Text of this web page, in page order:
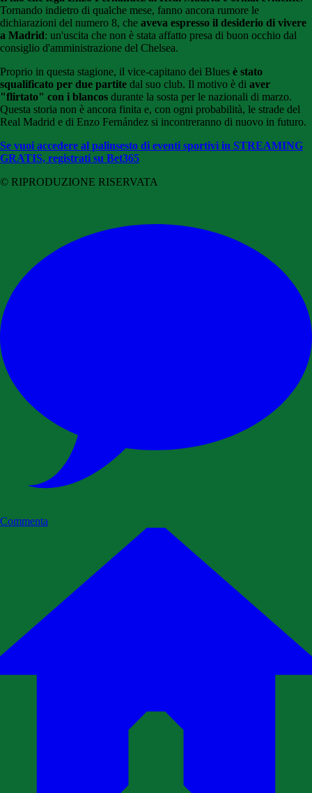
Tornando indietro di qualche mese, fanno ancora rumore le
dichiarazioni del numero 8, che aveva espresso il desiderio di vivere
a Madrid: un'uscita che non è stata affatto presa di buon occhio dal
consiglio d'amministrazione del Chelsea.
Proprio in questa stagione, il vice-capitano dei Blues è stato
squalificato per due partite dal suo club. Il motivo è di aver
"flirtato" con i blancos durante la sosta per le nazionali di marzo.
Questa storia non è ancora finita e, con ogni probabilità, le strade del
Real Madrid e di Enzo Fernández si incontreranno di nuovo in futuro.
Se vuoi accedere al palinsesto di eventi sportivi in STREAMING
GRATIS, registrati su Bet365
© RIPRODUZIONE RISERVATA
Commenta